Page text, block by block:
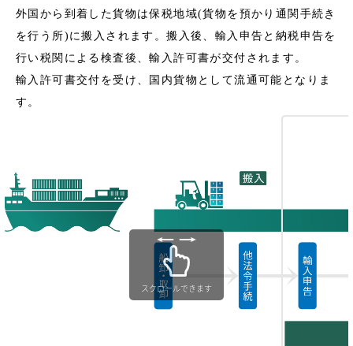
外国から到着した貨物は保税地域(貨物を預かり通関手続き
を行う所)に搬入されます。搬入後、輸入申告と納税申告を
行い税関による検査後、輸入許可書が交付されます。
輸入許可書交付を受け、国内貨物として流通可能となりま
す。
スクロールできます